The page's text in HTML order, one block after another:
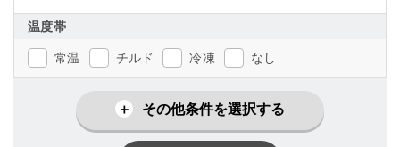
温度帯
常温 チルド 冷凍 なし
その他条件を選択する